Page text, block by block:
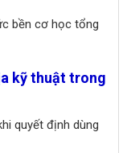
bền cơ học tổng
kỹ thuật trong
quyết định dùng